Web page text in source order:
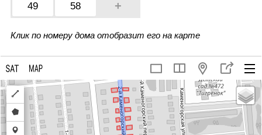
49
58 +
Клик по номеру дома отобразит его на карте
Draw
a
polyline
Draw
a
Draw